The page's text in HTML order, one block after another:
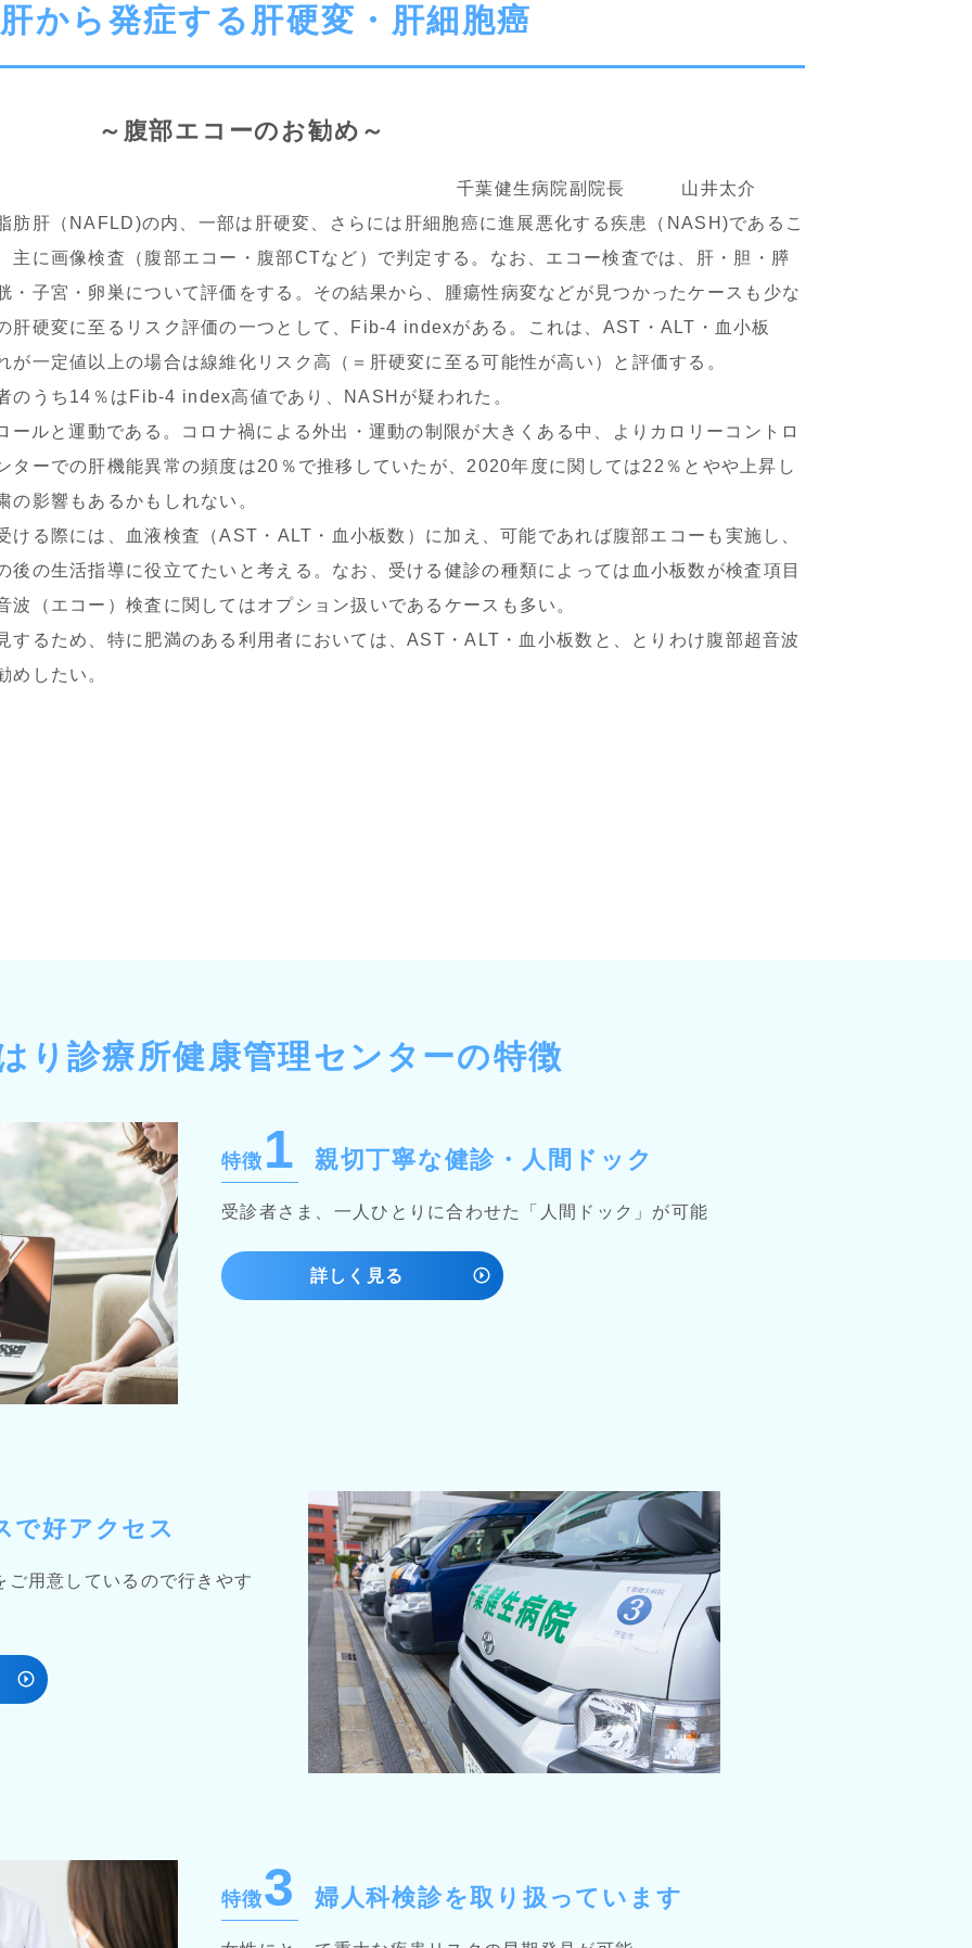
から発症する肝硬変・肝細胞癌
～腹部エコーのお勧め～
千葉健生病院副院長 山井太介
肝（NAFLD)の内、一部は肝硬変、さらには肝細胞癌に進展悪化する疾患（NASH)であるこ
主に画像検査（腹部エコー・腹部CTなど）で判定する。なお、エコー検査では、肝・胆・膵
・子宮・卵巣について評価をする。その結果から、腫瘍性病変などが見つかったケースも少な
肝硬変に至るリスク評価の一つとして、Fib-4 indexがある。これは、AST・ALT・血小板
一定値以上の場合は線維化リスク高（＝肝硬変に至る可能性が高い）と評価する。
のうち14％はFib-4 index高値であり、NASHが疑われた。
ルと運動である。コロナ禍による外出・運動の制限が大きくある中、よりカロリーコントロ
ターでの肝機能異常の頻度は20％で推移していたが、2020年度に関しては22％とやや上昇し
影響もあるかもしれない。
る際には、血液検査（AST・ALT・血小板数）に加え、可能であれば腹部エコーも実施し、
後の生活指導に役立てたいと考える。なお、受ける健診の種類によっては血小板数が検査項目
（エコー）検査に関してはオプション扱いであるケースも多い。
するため、特に肥満のある利用者においては、AST・ALT・血小板数と、とりわけ腹部超音波
めしたい。
り診療所健康管理センターの特徴
特徴 1 親切丁寧な健診・人間ドック
受診者さま、一人ひとりに合わせた「人間ドック」が可能
詳しく見る
で好アクセス
用意しているので行きやす
特徴3 婦人科検診を取り扱っています